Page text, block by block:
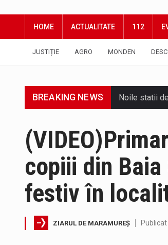
HOME ACTUALITATE 112
JUSTIȚIE AGRO MONDEN
BREAKING NEWS
Directorul
Testarea
Vremea va
A fost
copiii din
festiv în
ZIARUL DE MARAMUREȘ Publicat